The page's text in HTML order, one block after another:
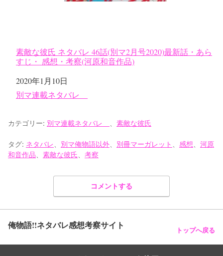
素敵な彼氏 ネタバレ 46話(別マ2月号2020)最新話・あら
すじ・ 感想・考察(河原和音作品)
日付
2020年1月10日
関連理由
別マ連載ネタバレ
カテゴリー: 別マ連載ネタバレ 、 素敵な彼氏
タグ: ネタバレ、 別マ俺物語以外、 別冊マーガレット 、 感想、 河原
和音作品、 素敵な彼氏、 考察
コメントする
俺物語!!ネタバレ感想考察サイト トップへ戻る